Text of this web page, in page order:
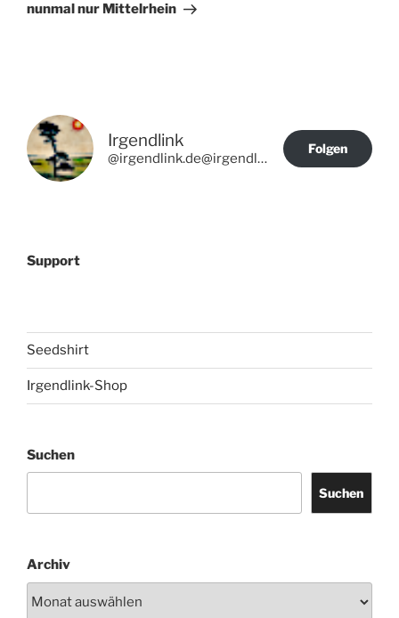
nunmal nur Mittelrhein
Irgendlink
@irgendlink.de@irgendlink.de
Folgen
Support
Seedshirt
Irgendlink-Shop
Suchen
Suchen
Archiv